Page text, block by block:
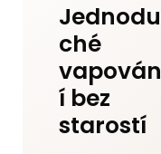
Jednodu
ché
vapován
í bez
starostí